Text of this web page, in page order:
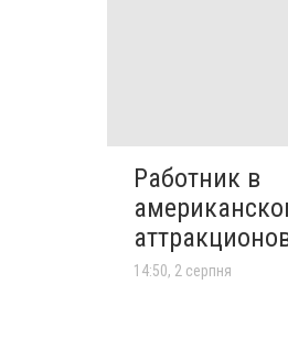
Работник в
14:50, 2 серпня